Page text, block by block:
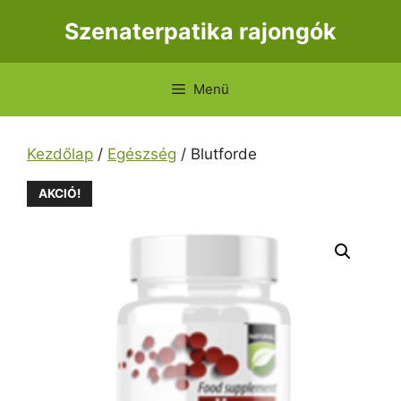
Szenaterpatika rajongók
Menü
Kezdőlap / Egészség / Blutforde
AKCIÓ!